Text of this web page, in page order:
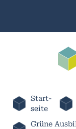
Start-
seite
Grüne